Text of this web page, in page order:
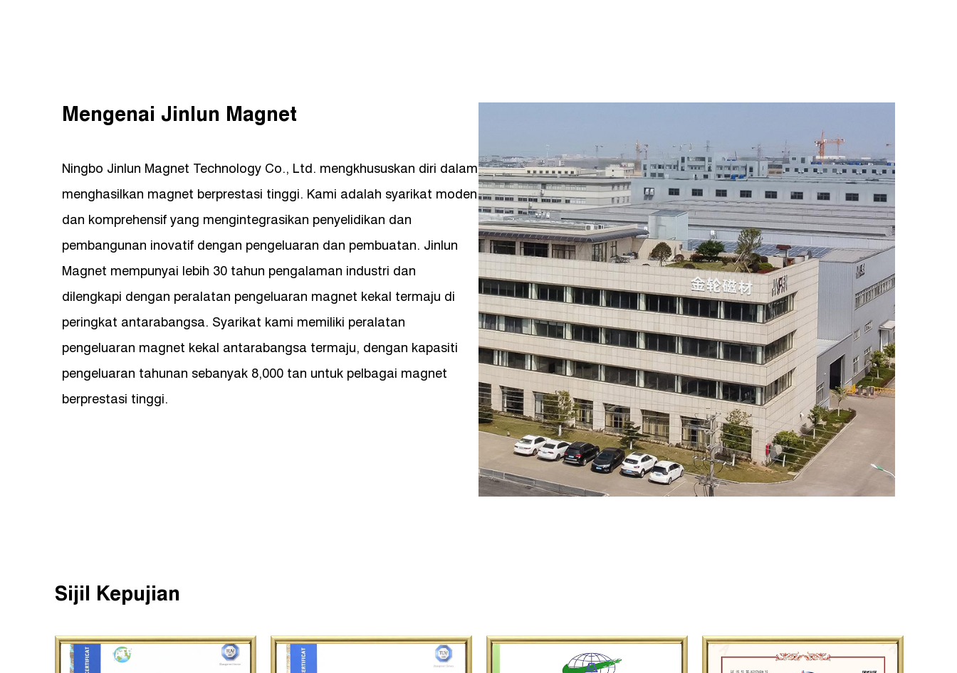
Mengenai Jinlun Magnet
Ningbo Jinlun Magnet Technology Co., Ltd. mengkhususkan diri dalam
menghasilkan magnet berprestasi tinggi. Kami adalah syarikat moden
dan komprehensif yang mengintegrasikan penyelidikan dan
pembangunan inovatif dengan pengeluaran dan pembuatan. Jinlun
Magnet mempunyai lebih 30 tahun pengalaman industri dan
dilengkapi dengan peralatan pengeluaran magnet kekal termaju di
peringkat antarabangsa. Syarikat kami memiliki peralatan
pengeluaran magnet kekal antarabangsa termaju, dengan kapasiti
pengeluaran tahunan sebanyak 8,000 tan untuk pelbagai magnet
berprestasi tinggi.
Sijil Kepujian